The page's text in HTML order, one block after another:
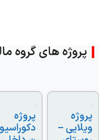
های گروه مالکی
–
پروژه
دکوراسیو